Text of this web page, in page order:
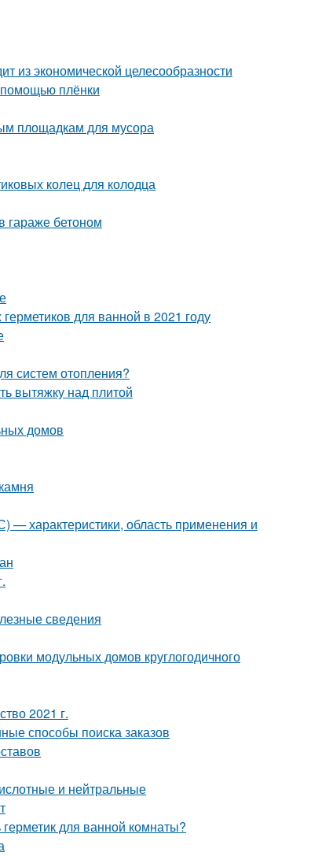
из экономической целесообразности
помощью плёнки
площадкам для мусора
колец для колодца
гараже бетоном
для ванной в 2021 году
систем отопления?
вытяжку над плитой
домов
— характеристики, область применения и
сведения
модульных домов круглогодичного
2021 г.
способы поиска заказов
и нейтральные
для ванной комнаты?